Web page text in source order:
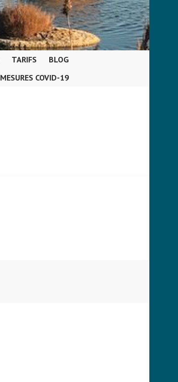
TARIFS
BLOG
MESURES COVID-19